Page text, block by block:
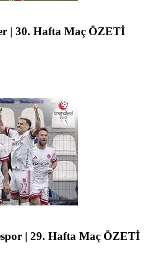
| 30. Hafta Maç ÖZETİ
| 29. Hafta Maç ÖZETİ